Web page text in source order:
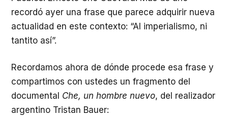
recordó ayer una frase que parece adquirir nueva
actualidad en este contexto: “Al imperialismo, ni
tantito así”.
Recordamos ahora de dónde procede esa frase y
compartimos con ustedes un fragmento del
documental Che, un hombre nuevo, del realizador
argentino Tristan Bauer: